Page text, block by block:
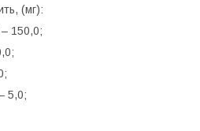
(мг):
150,0;
5,0;